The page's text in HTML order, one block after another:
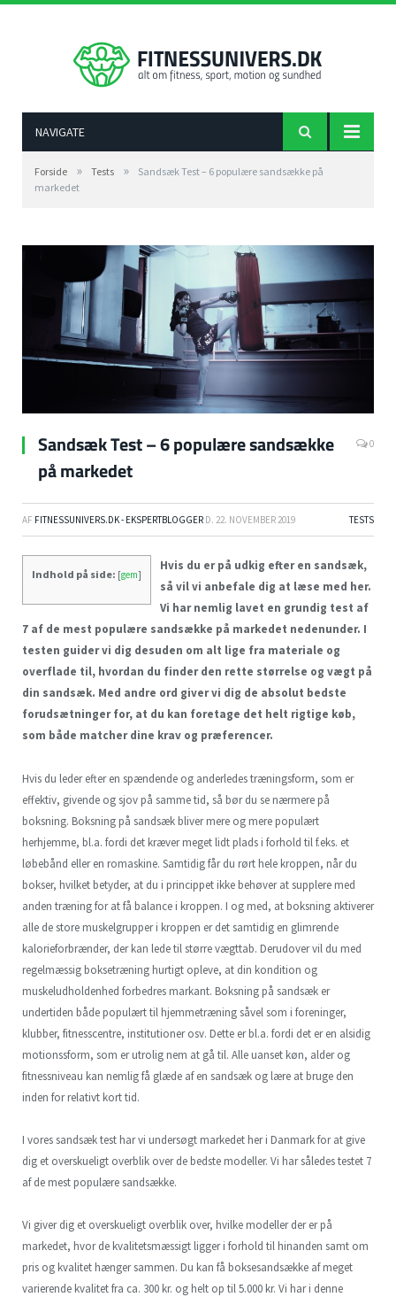
NAVIGATE
Forside » Tests »
Sandsæk Test – 6 populære sandsække på
markedet
Sandsæk Test – 6 populære sandsække
på markedet
0
AF FITNESSUNIVERS.DK - EKSPERTBLOGGER D. 22. NOVEMBER 2019 TESTS
Indhold på side: [gem]
Hvis du er på udkig efter en sandsæk,
så vil vi anbefale dig at læse med her.
Vi har nemlig lavet en grundig test af
7 af de mest populære sandsække på markedet nedenunder. I
testen guider vi dig desuden om alt lige fra materiale og
overflade til, hvordan du finder den rette størrelse og vægt på
din sandsæk. Med andre ord giver vi dig de absolut bedste
forudsætninger for, at du kan foretage det helt rigtige køb,
som både matcher dine krav og præferencer.
Hvis du leder efter en spændende og anderledes træningsform, som er
effektiv, givende og sjov på samme tid, så bør du se nærmere på
boksning. Boksning på sandsæk bliver mere og mere populært
herhjemme, bl.a. fordi det kræver meget lidt plads i forhold til f.eks. et
løbebånd eller en romaskine. Samtidig får du rørt hele kroppen, når du
bokser, hvilket betyder, at du i princippet ikke behøver at supplere med
anden træning for at få balance i kroppen. I og med, at boksning aktiverer
alle de store muskelgrupper i kroppen er det samtidig en glimrende
kalorieforbrænder, der kan lede til større vægttab. Derudover vil du med
regelmæssig boksetræning hurtigt opleve, at din kondition og
muskeludholdenhed forbedres markant. Boksning på sandsæk er
undertiden både populært til hjemmetræning såvel som i foreninger,
klubber, fitnesscentre, institutioner osv. Dette er bl.a. fordi det er en alsidig
motionssform, som er utrolig nem at gå til. Alle uanset køn, alder og
fitnessniveau kan nemlig få glæde af en sandsæk og lære at bruge den
inden for relativt kort tid.
I vores sandsæk test har vi undersøgt markedet her i Danmark for at give
dig et overskueligt overblik over de bedste modeller. Vi har således testet 7
af de mest populære sandsække.
Vi giver dig et overskueligt overblik over, hvilke modeller der er på
markedet, hvor de kvalitetsmæssigt ligger i forhold til hinanden samt om
pris og kvalitet hænger sammen. Du kan få boksesandsække af meget
varierende kvalitet fra ca. 300 kr. og helt op til 5.000 kr. Vi har i denne